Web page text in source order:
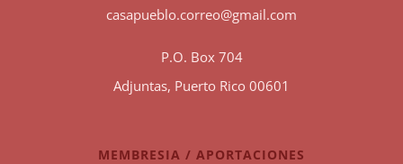
casapueblo.correo@gmail.com
P.O. Box 704
Adjuntas, Puerto Rico 00601
MEMBRESIA / APORTACIONES